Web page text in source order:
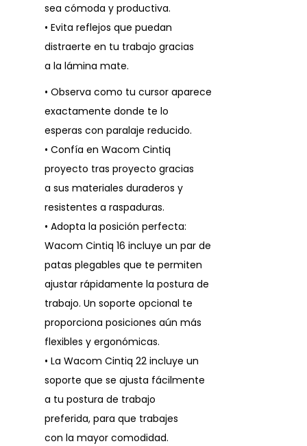
sea cómoda y productiva.
• Evita reflejos que puedan
distraerte en tu trabajo gracias
a la lámina mate.
• Observa como tu cursor aparece
exactamente donde te lo
esperas con paralaje reducido.
• Confía en Wacom Cintiq
proyecto tras proyecto gracias
a sus materiales duraderos y
resistentes a raspaduras.
• Adopta la posición perfecta:
Wacom Cintiq 16 incluye un par de
patas plegables que te permiten
ajustar rápidamente la postura de
trabajo. Un soporte opcional te
proporciona posiciones aún más
flexibles y ergonómicas.
• La Wacom Cintiq 22 incluye un
soporte que se ajusta fácilmente
a tu postura de trabajo
preferida, para que trabajes
con la mayor comodidad.